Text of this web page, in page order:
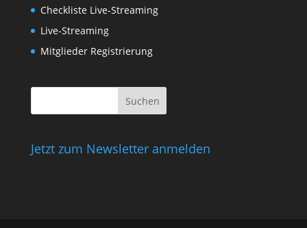
Checkliste Live-Streaming
Live-Streaming
Mitglieder Registrierung
Jetzt zum Newsletter anmelden